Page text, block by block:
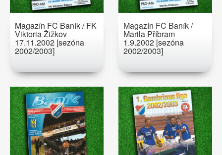
Magazín FC Baník / FK
Viktoria Žižkov
17.11.2002 [sezóna
2002/2003]
Magazín FC Baník /
Marila Příbram
1.9.2002 [sezóna
2002/2003]